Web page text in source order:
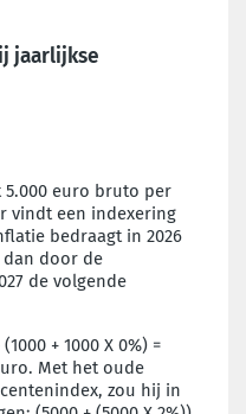
jaarlijkse
5.000 euro bruto per
vindt een indexering
bedraagt in 2026
dan door de
de volgende
+ 1000 X 0%) =
Met het oude
zou hij in